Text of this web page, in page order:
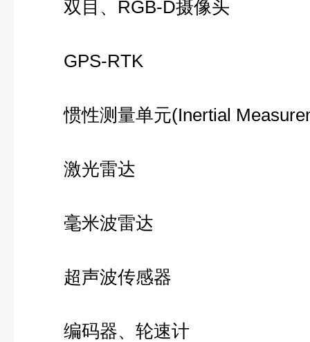
双目、RGB-D摄像头
GPS-RTK
惯性测量单元(Inertial
激光雷达
毫米波雷达
超声波传感器
编码器、轮速计